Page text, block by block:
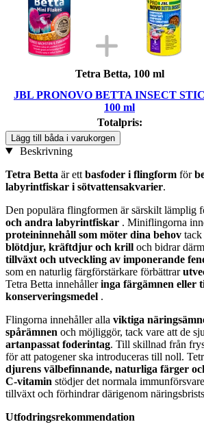
Tetra Betta, 100 ml
JBL PRONOVO BETTA INSECT
100 ml
Totalpris:
Lägg till båda i varukorgen
Beskrivning
Tetra Betta är ett basfoder i flingform för
labyrintfiskar i sötvattensakvarier.
Den populära flingformen är särskilt lämplig
och andra labyrintfiskar . Miniflingorna
proteininnehåll som möter dina behov tack
blötdjur, kräftdjur och krill och bidrar
tillväxt och utveckling av imponerande
som en naturlig färgförstärkare förbättrar
Tetra Betta innehålleringa färgämnen eller
konserveringsmedel .
Flingorna innehåller alla viktiga
spårämnen och möjliggör, tack vare att de
artanpassat foderintag. Till skillnad från
för att patogener ska introduceras till noll.
djurens välbefinnande, naturliga färger
C-vitamin stödjer det normala
tillväxt och förhindrar därigenom
Utfodringsrekommendation